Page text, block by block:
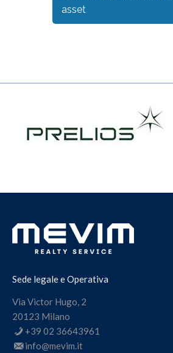
asset
Sede legale e Operativa
Via Victor Hugo, 2
20123 Milano
+39 02 36643961
info@mevim.it